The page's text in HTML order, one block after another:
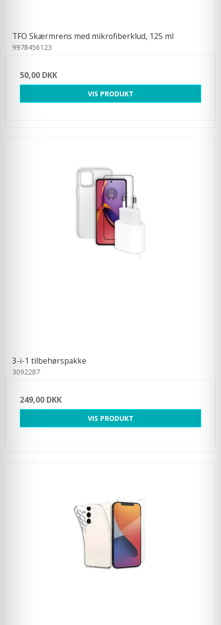
TFO Skærmrens med mikrofiberklud, 125 ml
9978456123
50,00 DKK
VIS PRODUKT
3-i-1 tilbehørspakke
3092287
249,00 DKK
VIS PRODUKT